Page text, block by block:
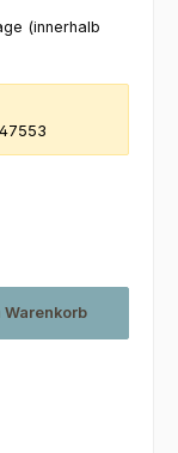
(innerhalb
nicht verfügbar.)
Warenkorb